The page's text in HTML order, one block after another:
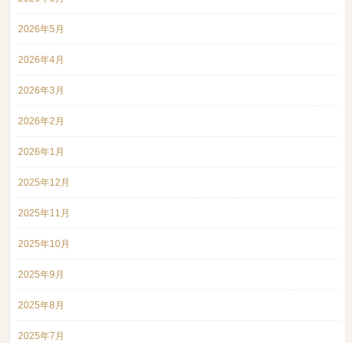
2026年5月
2026年4月
2026年3月
2026年2月
2026年1月
2025年12月
2025年11月
2025年10月
2025年9月
2025年8月
2025年7月